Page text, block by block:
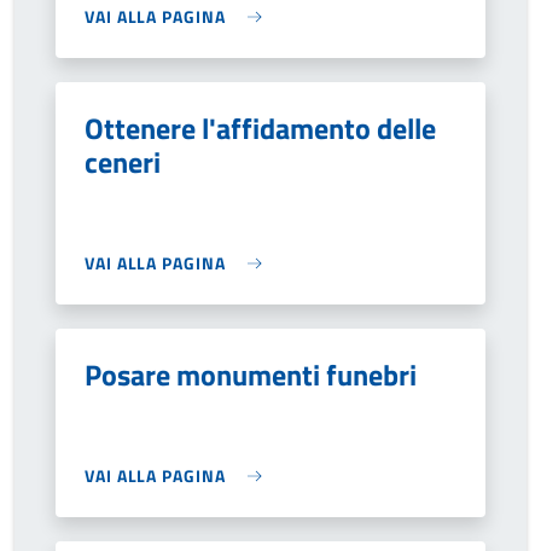
VAI ALLA PAGINA
Ottenere l'affidamento delle
ceneri
VAI ALLA PAGINA
Posare monumenti funebri
VAI ALLA PAGINA